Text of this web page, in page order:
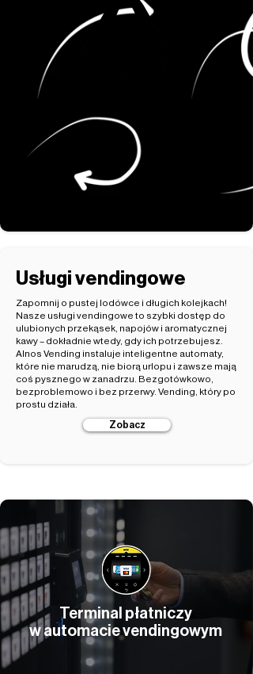
Usługi vendingowe
Zapomnij o pustej lodówce i długich kolejkach!
Nasze usługi vendingowe to szybki dostęp do
ulubionych przekąsek, napojów i aromatycznej
kawy – dokładnie wtedy, gdy ich potrzebujesz.
Alnos Vending instaluje inteligentne automaty,
które nie marudzą, nie biorą urlopu i zawsze mają
coś pysznego w zanadrzu. Bezgotówkowo,
bezproblemowo i bez przerwy. Vending, który po
prostu działa.
Zobacz
Terminal płatniczy
w automacie vendingowym